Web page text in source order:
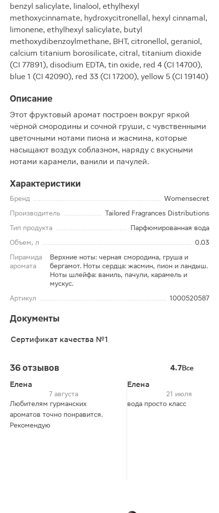
benzyl salicylate, linalool, ethylhexyl
methoxycinnamate, hydroxycitronellal, hexyl cinnamal,
limonene, ethylhexyl salicylate, butyl
methoxydibenzoylmethane, BHT, citronellol, geraniol,
calcium titanium borosilicate, citral, titanium dioxide
(CI 77891), disodium EDTA, tin oxide, red 4 (CI 14700),
blue 1 (CI 42090), red 33 (CI 17200), yellow 5 (CI 19140)
Описание
Этот фруктовый аромат построен вокруг яркой
чёрной смородины и сочной груши, с чувственными
цветочными нотами пиона и жасмина, которые
насыщают воздух соблазном, наряду с вкусными
нотами карамели, ванили и пачулей.
Характеристики
Бренд
Womensecret
Производитель
Tailored Fragrances Distributions
Тип продукта
Парфюмированная вода
Объем, л
0.03
Пирамида
аромата
Верхние ноты: черная смородина, груша и
бергамот. Ноты сердца: жасмин, пион и ландыш.
Ноты шлейфа: ваниль, пачули, карамель и
мускус.
Артикул
1000520587
Документы
Сертификат качества №1
36 отзывов 4.7Все
Елена
7 августа
Любителям гурманских
ароматов точно понравится.
Рекомендую
Елена
21 июля
вода просто класс